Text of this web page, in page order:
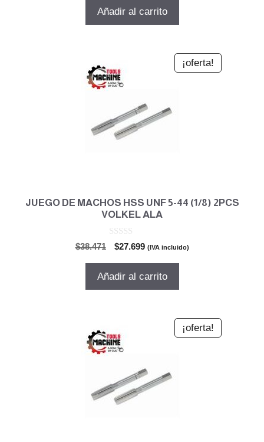
original
era:
actual
es:
Añadir al carrito
¡oferta!
JUEGO DE MACHOS HSS UNF 5-44 (1/8) 2PCS
VOLKEL ALA
$38.471
El
original
$27.699El
actual
(IVA incluido)
Añadir al carrito
¡oferta!